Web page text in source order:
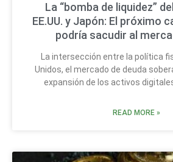
La “bomba de liquidez”
EE.UU. y Japón: El próximo
podría sacudir al
La intersección entre la política
Unidos, el mercado de deuda
expansión de los activos
READ MORE »